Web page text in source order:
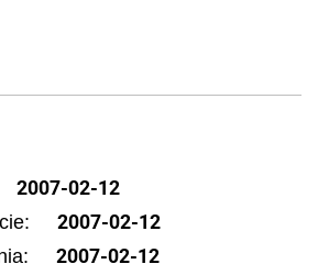
2007-02-12
2007-02-12
2007-02-12